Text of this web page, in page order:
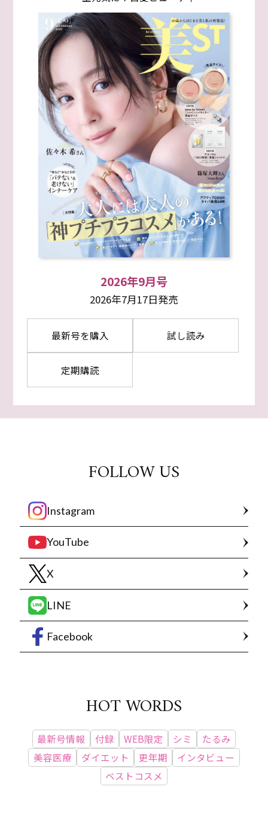
2026年9月号
2026年7月17日発売
最新号を購入 試し読み
定期購読
FOLLOW US
Instagram
YouTube
X
LINE
Facebook
HOT WORDS
最新号情報 付録 WEB限定 シミ
たるみ
美容医療
ダイエット 更年期
インタビュー
ベストコスメ